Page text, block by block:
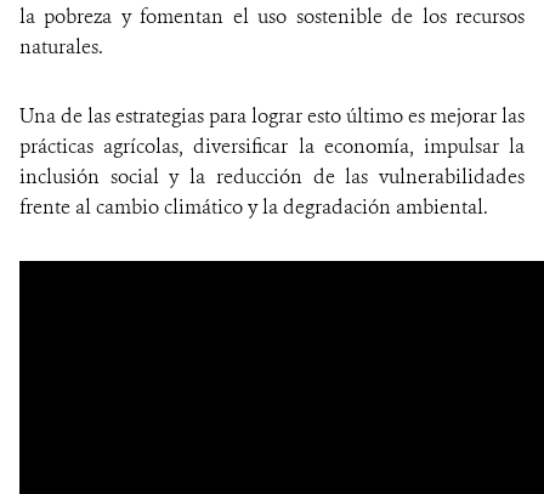
la pobreza y fomentan el uso sostenible de los recursos
naturales.
Una de las estrategias para lograr esto último es mejorar las
prácticas agrícolas, diversificar la economía, impulsar la
inclusión social y la reducción de las vulnerabilidades
frente al cambio climático y la degradación ambiental.